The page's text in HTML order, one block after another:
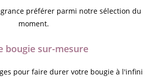
préférer parmi notre sélection du
moment.
bougie sur-mesure
pour faire durer votre bougie à l'infini